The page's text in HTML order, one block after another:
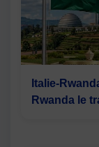
Italie-
Rwanda le